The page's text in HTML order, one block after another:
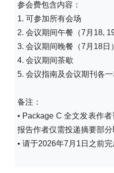
参会费包含内容：
1. 可参加所有会场
2. 会议期间午餐（7月18, 19
3. 会议期间晚餐（7月18日）
4. 会议期间茶歇
5. 会议指南及会议期刊各一
备注：
• Package C 全文发表作
报告作者仅需投递摘要部
• 请于2026年7月1日之前